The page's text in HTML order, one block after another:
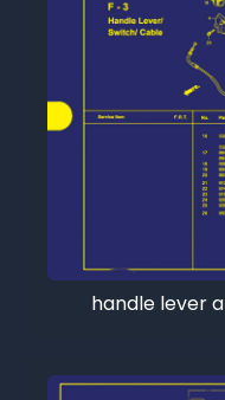
handle lever